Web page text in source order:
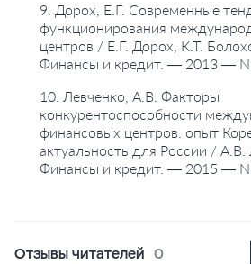
9. Дорох, Е.Г. Современные
функционирования
центров / Е.Г. Дорох, К.Т.
Финансы и кредит. — 2013 —
10. Левченко, А.В. Факторы
конкурентоспособности
финансовых центров: опыт
актуальность для России /
Финансы и кредит. — 2015 —
Отзывы читателей 0